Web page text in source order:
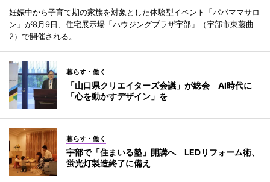
妊娠中から子育て期の家族を対象とした体験型イベント「パパママサロ
ン」が8月9日、住宅展示場「ハウジングプラザ宇部」（宇部市東藤曲
2）で開催される。
暮らす・働く
「山口県クリエイターズ会議」が総会 AI時代に
「心を動かすデザイン」を
暮らす・働く
宇部で「住まいる塾」開講へ LEDリフォーム術、
蛍光灯製造終了に備え